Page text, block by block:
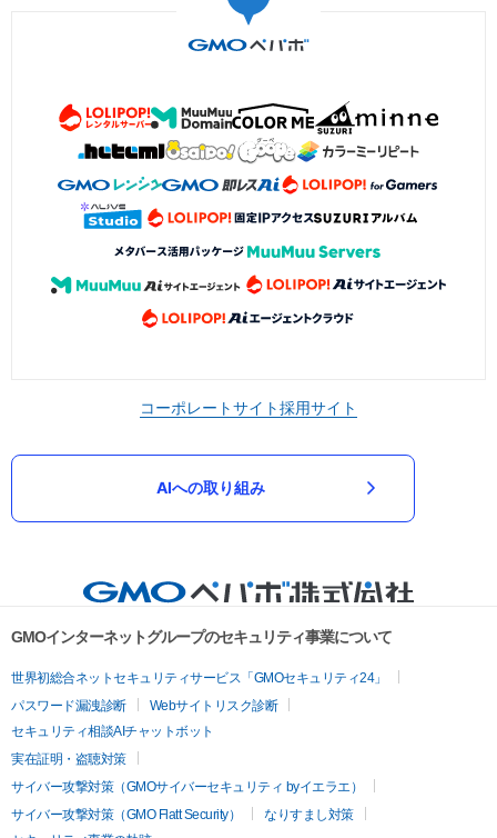
コーポレートサイト採用サイト
AIへの取り組み
GMOインターネットグループのセキュリティ事業について
世界初総合ネットセキュリティサービス「GMOセキュリティ24」
パスワード漏洩診断
Webサイトリスク診断
セキュリティ相談AIチャットボット
実在証明・盗聴対策
サイバー攻撃対策（GMOサイバーセキュリティ byイエラエ）
サイバー攻撃対策（GMO Flatt Security）
なりすまし対策